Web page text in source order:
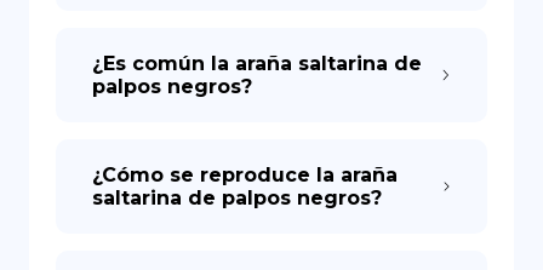
¿Es común la araña saltarina de
palpos negros?
¿Cómo se reproduce la araña
saltarina de palpos negros?